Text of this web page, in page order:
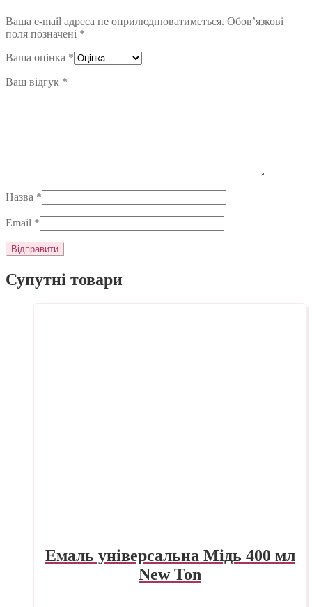
Ваша e-mail адреса не оприлюднюватиметься. Обов’язкові
поля позначені *
Ваша оцінка *
Ваш відгук *
Назва *
Email *
Супутні товари
Емаль універсальна Мідь 400 мл
New Ton